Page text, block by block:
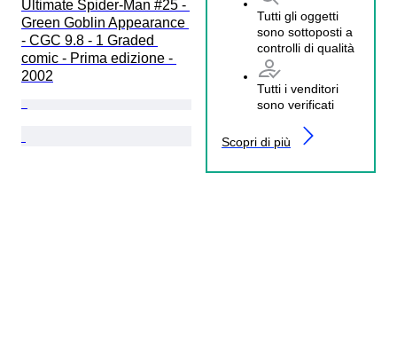
Tutti gli oggetti
sono sottoposti a
controlli di qualità
Tutti i venditori
sono verificati
Scopri di più
Ultimate Spider-Man #25 -
Green Goblin Appearance
- CGC 9.8 - 1 Graded
comic - Prima edizione -
2002